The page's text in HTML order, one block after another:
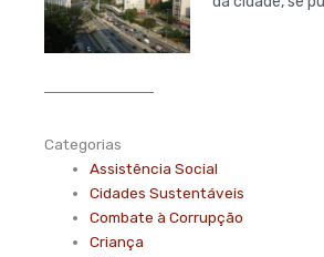
Categorias
Assistência Social
Cidades Sustentáveis
Combate à Corrupção
Criança